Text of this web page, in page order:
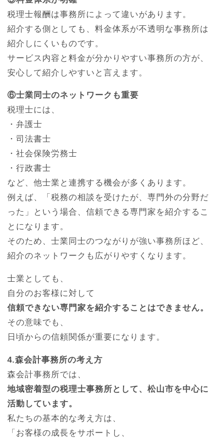
税理士報酬は事務所によって違いがあります。
紹介する側としても、料金体系が不透明な事務所は
紹介しにくいものです。
サービス内容と料金が分かりやすい事務所の方が、
安心して紹介しやすいと言えます。
⑥士業同士のネットワークも重要
税理士には、
・弁護士
・司法書士
・社会保険労務士
・行政書士
など、他士業と連携する機会が多くあります。
例えば、「税務の相談を受けたが、専門外の分野だ
った」という場合、信頼できる専門家を紹介するこ
とになります。
そのため、士業同士のつながりが強い事務所ほど、
紹介のネットワークも広がりやすくなります。
士業としても、
自分のお客様に対して
信頼できない専門家を紹介することはできません。
その意味でも、
日頃からの信頼関係が重要になります。
4.森会計事務所の考え方
森会計事務所では、
地域密着型の税理士事務所として、松山市を中心に
活動しています。
私たちの基本的な考え方は、
「お客様の成長をサポートし、